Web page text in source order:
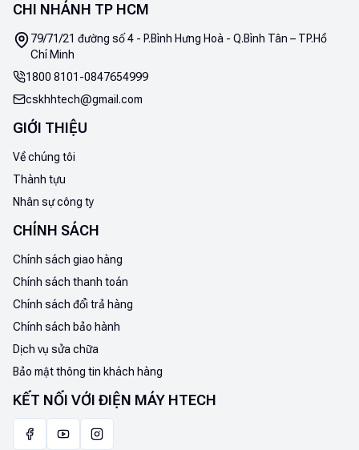
CHI NHÁNH TP HCM
79/71/21 đường số 4 - P.Bình Hưng Hoà - Q.Bình Tân – TP.Hồ
Chí Minh
1800 8101 -0847654999
cskhhtech@gmail.com
GIỚI THIỆU
Về chúng tôi
Thành tựu
Nhân sự công ty
CHÍNH SÁCH
Chính sách giao hàng
Chính sách thanh toán
Chính sách đổi trả hàng
Chính sách bảo hành
Dịch vụ sửa chữa
Bảo mật thông tin khách hàng
KẾT NỐI VỚI ĐIỆN MÁY HTECH